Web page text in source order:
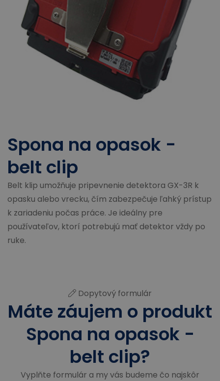
Spona na opasok -
belt clip
Belt klip umožňuje pripevnenie detektora GX-3R k
opasku alebo vrecku, čím zabezpečuje ľahký prístup
k zariadeniu počas práce. Je ideálny pre
používateľov, ktorí potrebujú mať detektor vždy po
ruke.
Dopytový formulár
Máte záujem o produkt
Spona na opasok -
belt clip?
Vyplňte formulár a my vás budeme čo najskôr